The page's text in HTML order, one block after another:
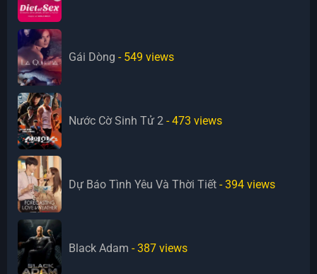
Gái Dòng - 549 views
Nước Cờ Sinh Tử 2 - 473 views
Dự Báo Tình Yêu Và Thời Tiết - 394 views
Black Adam - 387 views